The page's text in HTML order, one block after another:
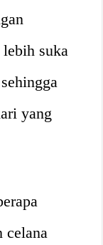
suka
yang
celana